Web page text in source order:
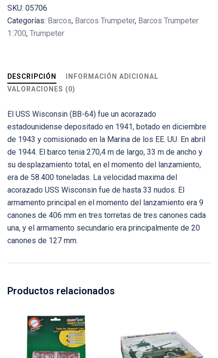
SKU: 05706
Categorías: Barcos, Barcos Trumpeter, Barcos Trumpeter
1:700, Trumpeter
DESCRIPCIÓN
INFORMACIÓN ADICIONAL
VALORACIONES (0)
El USS Wisconsin (BB-64) fue un acorazado
estadounidense depositado en 1941, botado en diciembre
de 1943 y comisionado en la Marina de los EE. UU. En abril
de 1944. El barco tenia 270,4 m de largo, 33 m de ancho y
su desplazamiento total, en el momento del lanzamiento,
era de 58.400 toneladas. La velocidad maxima del
acorazado USS Wisconsin fue de hasta 33 nudos. El
armamento principal en el momento del lanzamiento era 9
canones de 406 mm en tres torretas de tres canones cada
una, y el armamento secundario era principalmente de 20
canones de 127 mm.
Productos relacionados